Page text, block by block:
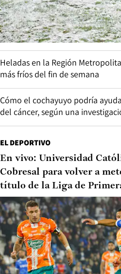
Heladas en la Región
más fríos del fin de semana
Cómo el cochayuyo podría
del cáncer, según una
EL DEPORTIVO
En vivo: Universidad
Cobresal para volver a
título de la Liga de